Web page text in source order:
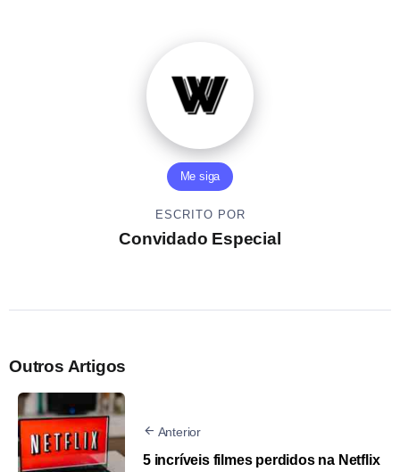
Me siga
ESCRITO POR
Convidado Especial
Outros Artigos
Anterior
5 incríveis filmes perdidos na Netflix